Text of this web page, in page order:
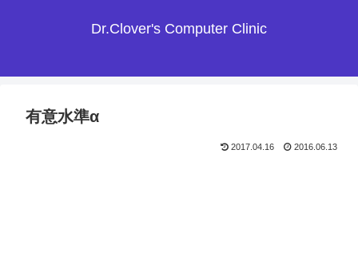
Dr.Clover's Computer Clinic
有意水準α
2017.04.16 2016.06.13